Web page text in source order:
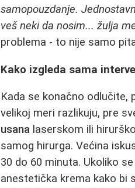
samopouzdanje.
veš neki da nosim... žulja
problema - to nije samo
Kako izgleda sama
Kada se konačno odlučite,
velikoj meri razlikuju, pre
usana laserskom ili
samog hirurga. Većina
30 do 60 minuta. Ukoliko
anestetička krema kako bi